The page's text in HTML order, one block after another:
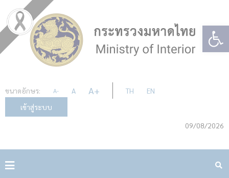
ขนาดอักษร: A- A A+ TH
EN
เข้าสู่ระบบ
09/08/2026